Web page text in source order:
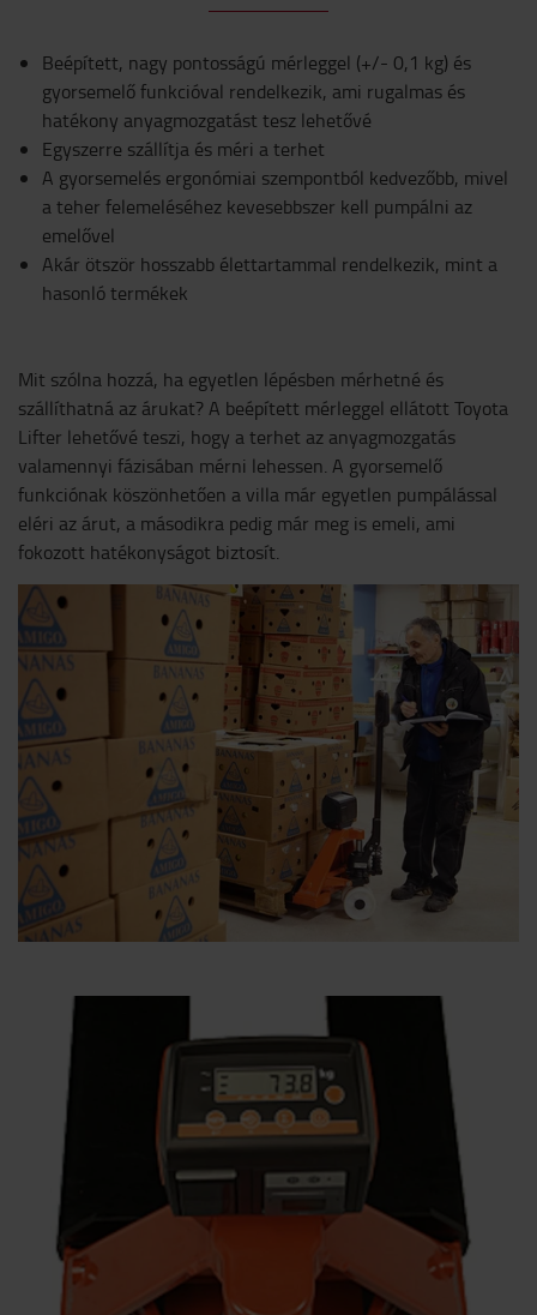
Beépített, nagy pontosságú mérleggel (+/- 0,1 kg) és
gyorsemelő funkcióval rendelkezik, ami rugalmas és
hatékony anyagmozgatást tesz lehetővé
Egyszerre szállítja és méri a terhet
A gyorsemelés ergonómiai szempontból kedvezőbb, mivel
a teher felemeléséhez kevesebbszer kell pumpálni az
emelővel
Akár ötször hosszabb élettartammal rendelkezik, mint a
hasonló termékek
Mit szólna hozzá, ha egyetlen lépésben mérhetné és
szállíthatná az árukat? A beépített mérleggel ellátott Toyota
Lifter lehetővé teszi, hogy a terhet az anyagmozgatás
valamennyi fázisában mérni lehessen. A gyorsemelő
funkciónak köszönhetően a villa már egyetlen pumpálással
eléri az árut, a másodikra pedig már meg is emeli, ami
fokozott hatékonyságot biztosít.